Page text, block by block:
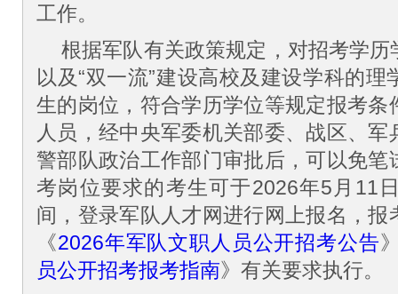
工作。
根据军队有关政策规定，对招考学
以及“双一流”建设高校及建设学科的
生的岗位，符合学历学位等规定报考
人员，经中央军委机关部委、战区、
警部队政治工作部门审批后，可以免
考岗位要求的考生可于2026年5月11
间，登录军队人才网进行网上报名，
《2026年军队文职人员公开招考公告
员公开招考报考指南》有关要求执行。